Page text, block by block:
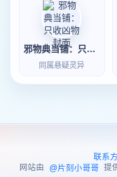
邪物典当铺：只收凶物
同属悬疑灵异
联系
网站由
@片刻小哥哥 提